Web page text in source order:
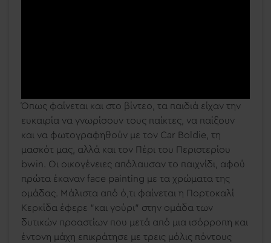
Όπως φαίνεται και στο βίντεο, τα παιδιά είχαν την
ευκαιρία να γνωρίσουν τους παίκτες, να παίξουν
και να φωτογραφηθούν με τον Car Boldie, τη
μασκότ μας, αλλά και τον Πέρι του Περιστερίου
bwin. Οι οικογένειες απόλαυσαν το παιχνίδι, αφού
πρώτα έκαναν face painting με τα χρώματα της
ομάδας. Μάλιστα από ό,τι φαίνεται η Πορτοκαλί
Κερκίδα έφερε “και γούρι” στην ομάδα των
δυτικών προαστίων που μετά από μια ισόρροπη και
έντονη μάχη επικράτησε με τρεις μόλις πόντους